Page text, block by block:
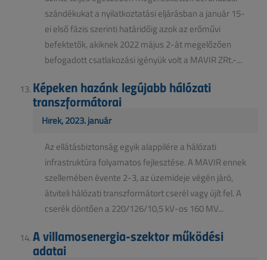
szándékukat a nyilatkoztatási eljárásban a január 15-
ei első fázis szerinti határidőig azok az erőművi
befektetők, akiknek 2022 május 2-át megelőzően
befogadott csatlakozási igényük volt a MAVIR ZRt.-...
Képeken hazánk legújabb hálózati
transzformátorai
Hírek, 2023. január
Az ellátásbiztonság egyik alappilére a hálózati
infrastruktúra folyamatos fejlesztése. A MAVIR ennek
szellemében évente 2-3, az üzemideje végén járó,
átviteli hálózati transzformátort cserél vagy újít fel. A
cserék döntően a 220/126/10,5 kV-os 160 MV...
A villamosenergia-szektor működési
adatai